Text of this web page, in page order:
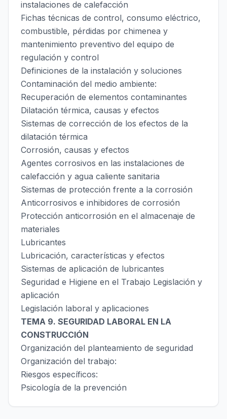
instalaciones de calefacción
Fichas técnicas de control, consumo eléctrico,
combustible, pérdidas por chimenea y
mantenimiento preventivo del equipo de
regulación y control
Definiciones de la instalación y soluciones
Contaminación del medio ambiente:
Recuperación de elementos contaminantes
Dilatación térmica, causas y efectos
Sistemas de corrección de los efectos de la
dilatación térmica
Corrosión, causas y efectos
Agentes corrosivos en las instalaciones de
calefacción y agua caliente sanitaria
Sistemas de protección frente a la corrosión
Anticorrosivos e inhibidores de corrosión
Protección anticorrosión en el almacenaje de
materiales
Lubricantes
Lubricación, características y efectos
Sistemas de aplicación de lubricantes
Seguridad e Higiene en el Trabajo Legislación y
aplicación
Legislación laboral y aplicaciones
TEMA 9. SEGURIDAD LABORAL EN LA
CONSTRUCCIÓN
Organización del planteamiento de seguridad
Organización del trabajo:
Riesgos específicos:
Psicología de la prevención